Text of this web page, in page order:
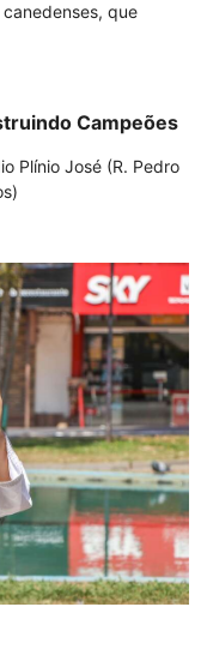
que
Campeões
Plínio José (R. Pedro